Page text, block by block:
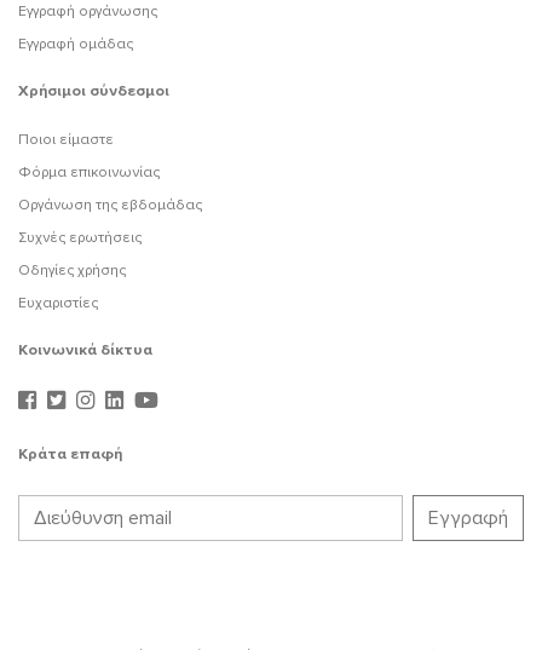
Εγγραφή οργάνωσης
Εγγραφή ομάδας
Χρήσιμοι σύνδεσμοι
Ποιοι είμαστε
Φόρμα επικοινωνίας
Οργάνωση της εβδομάδας
Συχνές ερωτήσεις
Οδηγίες χρήσης
Ευχαριστίες
Κοινωνικά δίκτυα
Κράτα επαφή